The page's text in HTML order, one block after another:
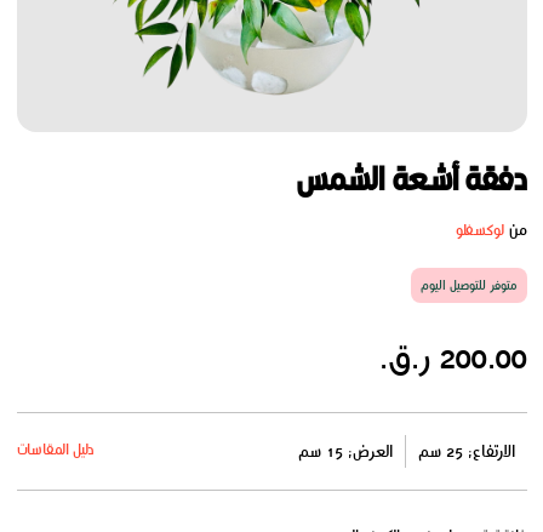
دفقة أشعة الشمس
منلوكسفلو
متوفر للتوصيل اليوم
200.00 ر.ق.
الارتفاع: 25 سم العرض: 15 سم دليل المقاسات